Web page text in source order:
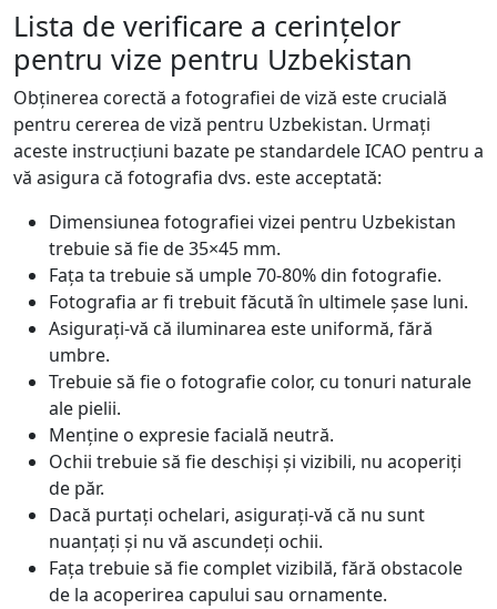
Lista de verificare a cerințelor
pentru vize pentru Uzbekistan
Obținerea corectă a fotografiei de viză este crucială
pentru cererea de viză pentru Uzbekistan. Urmați
aceste instrucțiuni bazate pe standardele ICAO pentru a
vă asigura că fotografia dvs. este acceptată:
Dimensiunea fotografiei vizei pentru Uzbekistan
trebuie să fie de 35×45 mm.
Fața ta trebuie să umple 70-80% din fotografie.
Fotografia ar fi trebuit făcută în ultimele șase luni.
Asigurați-vă că iluminarea este uniformă, fără
umbre.
Trebuie să fie o fotografie color, cu tonuri naturale
ale pielii.
Menține o expresie facială neutră.
Ochii trebuie să fie deschiși și vizibili, nu acoperiți
de păr.
Dacă purtați ochelari, asigurați-vă că nu sunt
nuanțați și nu vă ascundeți ochii.
Fața trebuie să fie complet vizibilă, fără obstacole
de la acoperirea capului sau ornamente.